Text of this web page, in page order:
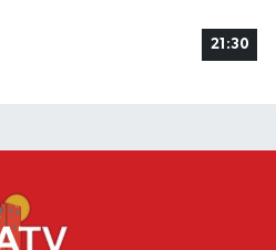
21:30